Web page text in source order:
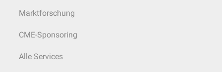
Marktforschung
CME-Sponsoring
Alle Services